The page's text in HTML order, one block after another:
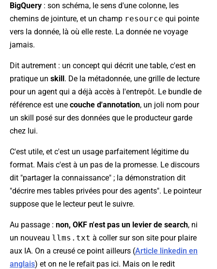
BigQuery : son schéma, le sens d'une colonne, les
chemins de jointure, et un champ resource qui pointe
vers la donnée, là où elle reste. La donnée ne voyage
jamais.
Dit autrement : un concept qui décrit une table, c'est en
pratique un skill. De la métadonnée, une grille de lecture
pour un agent qui a déjà accès à l'entrepôt. Le bundle de
référence est une couche d'annotation, un joli nom pour
un skill posé sur des données que le producteur garde
chez lui.
C'est utile, et c'est un usage parfaitement légitime du
format. Mais c'est à un pas de la promesse. Le discours
dit "partager la connaissance" ; la démonstration dit
"décrire mes tables privées pour des agents". Le pointeur
suppose que le lecteur peut le suivre.
Au passage : non, OKF n'est pas un levier de search, ni
un nouveau llms.txt à coller sur son site pour plaire
aux IA. On a creusé ce point ailleurs (Article linkedin en
anglais) et on ne le refait pas ici. Mais on le redit